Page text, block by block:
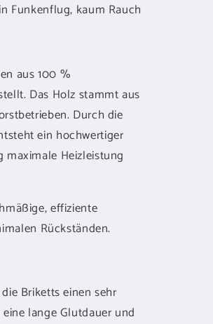
Funkenflug, kaum Rauch
aus 100 %
Das Holz stammt aus
Durch die
ein hochwertiger
Heizleistung
effiziente
Rückständen.
Briketts einen sehr
lange Glutdauer und